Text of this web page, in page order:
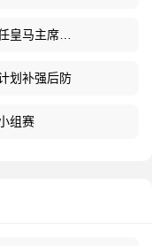
皇马主席…
划补强后防
组赛